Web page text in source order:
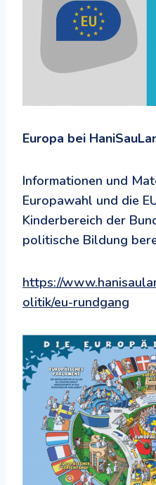
Europa bei
Informationen und
Europawahl und die
Kinderbereich der
politische Bildung
https://
olitik/eu-rundgang